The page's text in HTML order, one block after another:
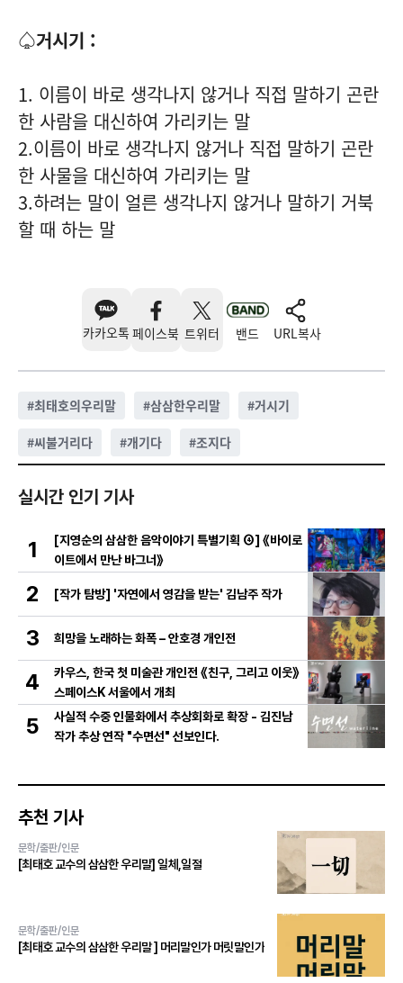
♤거시기 :
1. 이름이 바로 생각나지 않거나 직접 말하기 곤란
한 사람을 대신하여 가리키는 말
2.이름이 바로 생각나지 않거나 직접 말하기 곤란
한 사물을 대신하여 가리키는 말
3.하려는 말이 얼른 생각나지 않거나 말하기 거북
할 때 하는 말
카카오톡 페이스북 트위터 밴드 URL복사
#최태호의우리말 #삼삼한우리말 #거시기
#씨불거리다 #개기다 #조지다
실시간 인기 기사
1
[지영순의 삼삼한 음악이야기 특별기획 ④] 《바이로
이트에서 만난 바그너》
2 [작가 탐방] '자연에서 영감을 받는' 김남주 작가
3 희망을 노래하는 화폭 – 안호경 개인전
4
카우스, 한국 첫 미술관 개인전 《친구, 그리고 이웃》
스페이스K 서울에서 개최
5
사실적 수중 인물화에서 추상회화로 확장 - 김진남
작가 추상 연작 "수면선" 선보인다.
추천 기사
문학/출판/인문
[최태호 교수의 삼삼한 우리말] 일체,일절
문학/출판/인문
[최태호 교수의 삼삼한 우리말 ] 머리말인가 머릿말인가